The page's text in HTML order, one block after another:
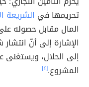
تحريمها في الشريعة
المال مقابل حصوله
الإشارة إلى أنّ
إلى الحلال، ويستغنى
المشروع.[٤]